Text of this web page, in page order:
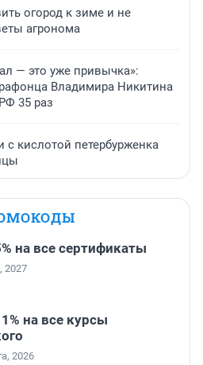
огород к зиме и не
агронома
— это уже привычка»:
Владимира Никитина
35 раз
кислотой петербурженка
на все сертификаты
2027
на все курсы
2026